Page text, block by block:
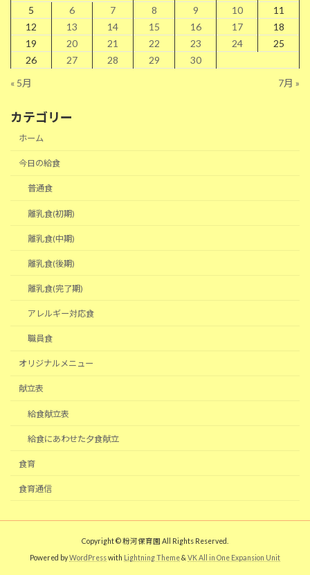
5
6 7 8 9 10
11
12
13 14 15 16 17
18
19
20 21 22 23 24
25
26
27 28 29
30
« 5月
7月 »
カテゴリー
ホーム
今日の給食
普通食
離乳食(初期)
離乳食(中期)
離乳食(後期)
離乳食(完了期)
アレルギー対応食
職員食
オリジナルメニュー
献立表
給食献立表
給食にあわせた夕食献立
食育
食育通信
Copyright © 粉河保育園 All Rights Reserved.
Powered byWordPresswith Lightning Theme&VK All in One Expansion Unit